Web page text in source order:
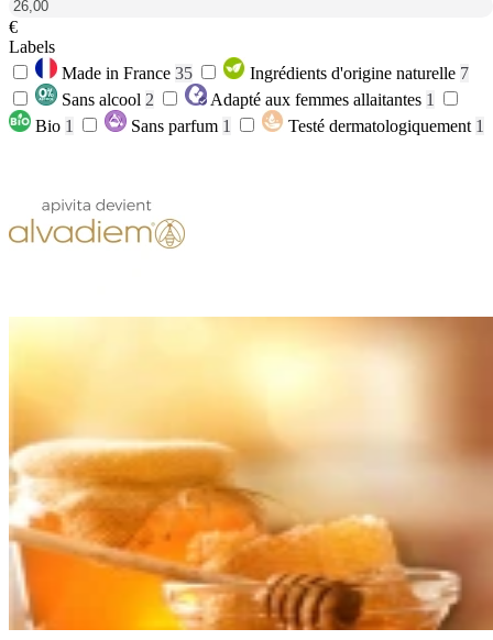
€
Labels
Made in France 35 Ingrédients d'origine naturelle 7
Sans alcool 2 Adapté aux femmes allaitantes 1
Bio 1 Sans parfum 1 Testé dermatologiquement 1